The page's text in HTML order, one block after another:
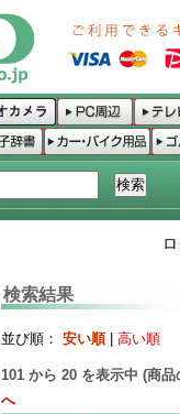
検索結果
並び順： 安い順| 高い順
101 から 20 を表示中 (商
へ